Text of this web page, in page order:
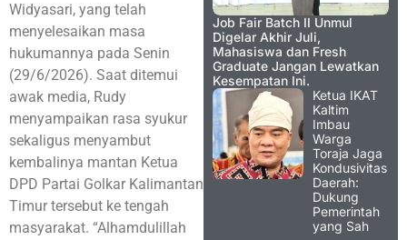
Widyasari, yang telah
menyelesaikan masa
hukumannya pada Senin
(29/6/2026). Saat ditemui
awak media, Rudy
menyampaikan rasa syukur
sekaligus menyambut
kembalinya mantan Ketua
DPD Partai Golkar Kalimantan
Timur tersebut ke tengah
masyarakat. “Alhamdulillah
Job Fair Batch II Unmul
Digelar Akhir Juli,
Mahasiswa dan Fresh
Graduate Jangan Lewatkan
Kesempatan Ini.
Ketua IKAT
Kaltim
Imbau
Warga
Toraja Jaga
Kondusivitas
Daerah:
Dukung
Pemerintah
yang Sah